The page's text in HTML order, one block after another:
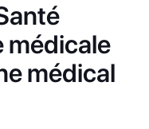
médicale
médical